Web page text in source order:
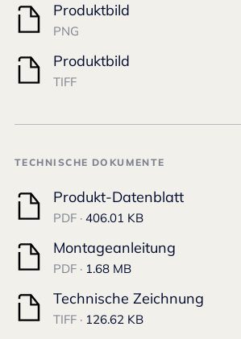
Produktbild
PNG
Produktbild
TIFF
TECHNISCHE DOKUMENTE
Produkt-Datenblatt
PDF · 406.01 KB
Montageanleitung
PDF · 1.68 MB
Technische Zeichnung
TIFF · 126.62 KB